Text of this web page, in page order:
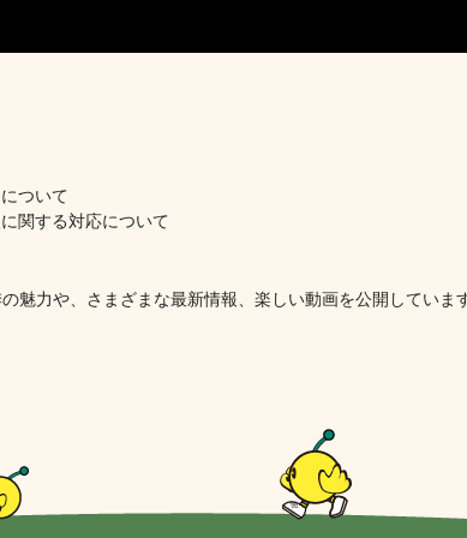
ついて
関する対応について
魅力や、さまざまな最新情報、楽しい動画を公開していま